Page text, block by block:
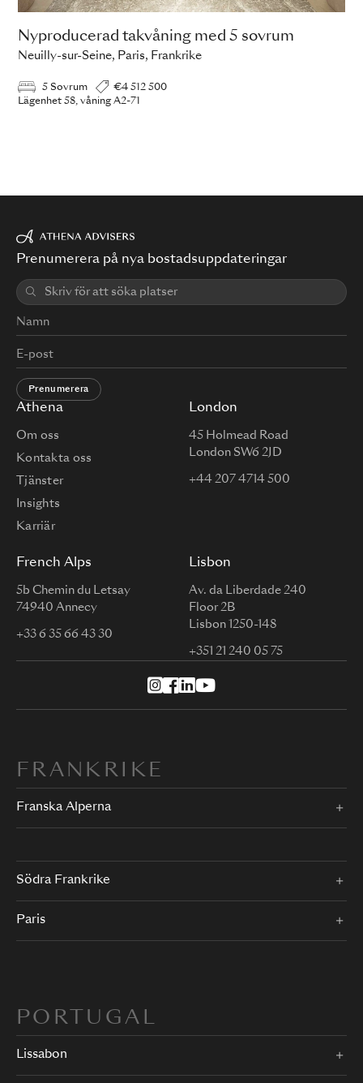
Nyproducerad takvåning med 5 sovrum
Neuilly-sur-Seine, Paris, Frankrike
5 Sovrum
€4 512 500
Lägenhet 58, våning A2-71
Athena
Om oss
Kontakta oss
Tjänster
Insights
Karriär
London
45 Holmead Road
London SW6 2JD
+44 207 4714 500
French Alps
5b Chemin du Letsay
74940 Annecy
+33 6 35 66 43 30
Lisbon
Av. da Liberdade 240
Floor 2B
Lisbon 1250-148
+351 21 240 05 75
Prenumerera på nya bostadsuppdateringar
Prenumerera
FRANKRIKE
Franska Alperna
Södra Frankrike
Paris
PORTUGAL
Lissabon